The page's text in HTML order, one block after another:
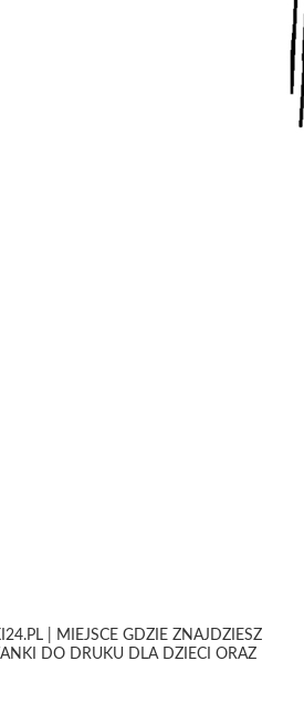
| MIEJSCE GDZIE ZNAJDZIESZ
DO DRUKU DLA DZIECI ORAZ